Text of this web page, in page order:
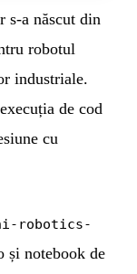
s-a născut din
robotul
industriale.
de cod
cu
robotics-
și notebook de